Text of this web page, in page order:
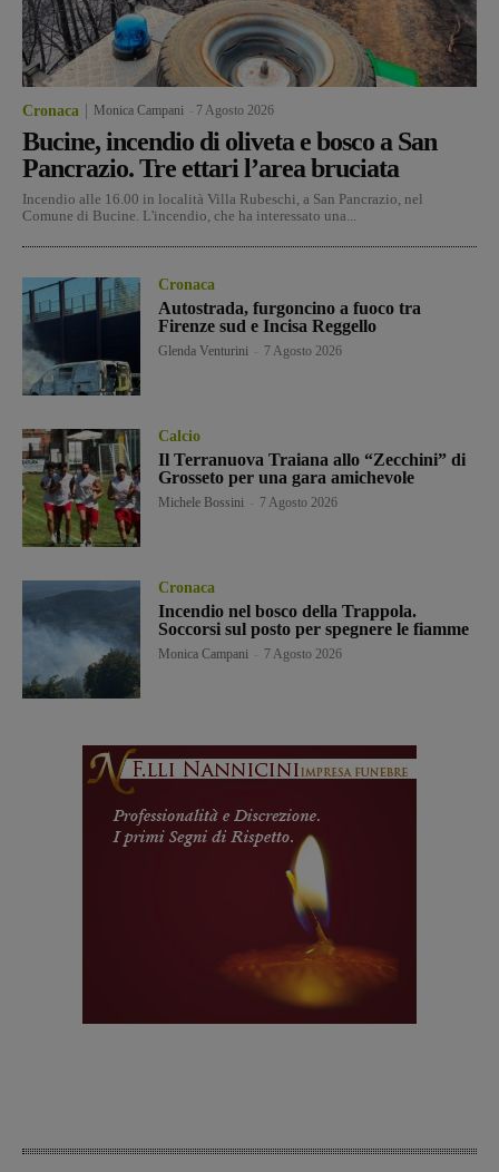
Cronaca Monica Campani 7 Agosto 2026
Bucine, incendio di oliveta e bosco a San
Pancrazio. Tre ettari l’area bruciata
Incendio alle 16.00 in località Villa Rubeschi, a San Pancrazio, nel
Comune di Bucine. L'incendio, che ha interessato una...
Cronaca
Autostrada, furgoncino a fuoco tra
Firenze sud e Incisa Reggello
Glenda Venturini 7 Agosto 2026
Calcio
Il Terranuova Traiana allo “Zecchini” di
Grosseto per una gara amichevole
Michele Bossini 7 Agosto 2026
Cronaca
Incendio nel bosco della Trappola.
Soccorsi sul posto per spegnere le fiamme
Monica Campani 7 Agosto 2026